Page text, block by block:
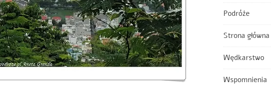
Podróże
Strona główna
Wędkarstwo
Wspomnienia